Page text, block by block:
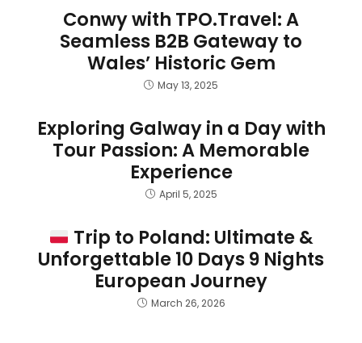
Conwy with TPO.Travel: A
Seamless B2B Gateway to
Wales’ Historic Gem
May 13, 2025
Exploring Galway in a Day with
Tour Passion: A Memorable
Experience
April 5, 2025
Trip to Poland: Ultimate &
Unforgettable 10 Days 9 Nights
European Journey
March 26, 2026